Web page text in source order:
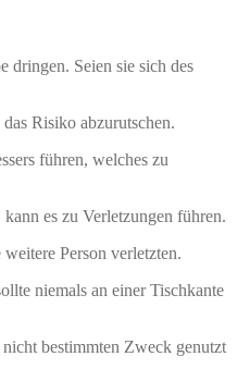
dringen. Seien sie sich des
Risiko abzurutschen.
führen, welches zu
es zu Verletzungen führen.
Person verletzten.
niemals an einer Tischkante
bestimmten Zweck genutzt